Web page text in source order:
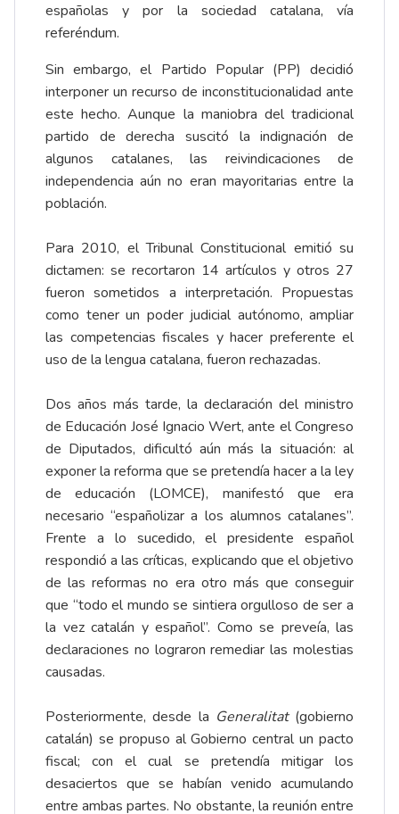
españolas y por la sociedad catalana, vía
referéndum.
Sin embargo, el Partido Popular (PP) decidió
interponer un recurso de inconstitucionalidad ante
este hecho. Aunque la maniobra del tradicional
partido de derecha suscitó la indignación de
algunos catalanes, las reivindicaciones de
independencia aún no eran mayoritarias entre la
población.
Para 2010, el Tribunal Constitucional emitió su
dictamen: se recortaron 14 artículos y otros 27
fueron sometidos a interpretación. Propuestas
como tener un poder judicial autónomo, ampliar
las competencias fiscales y hacer preferente el
uso de la lengua catalana, fueron rechazadas.
Dos años más tarde, la declaración del ministro
de Educación José Ignacio Wert, ante el Congreso
de Diputados, dificultó aún más la situación: al
exponer la reforma que se pretendía hacer a la ley
de educación (LOMCE), manifestó que era
necesario “españolizar a los alumnos catalanes”.
Frente a lo sucedido, el presidente español
respondió a las críticas, explicando que el objetivo
de las reformas no era otro más que conseguir
que “todo el mundo se sintiera orgulloso de ser a
la vez catalán y español”. Como se preveía, las
declaraciones no lograron remediar las molestias
causadas.
Posteriormente, desde la Generalitat (gobierno
catalán) se propuso al Gobierno central un pacto
fiscal; con el cual se pretendía mitigar los
desaciertos que se habían venido acumulando
entre ambas partes. No obstante, la reunión entre